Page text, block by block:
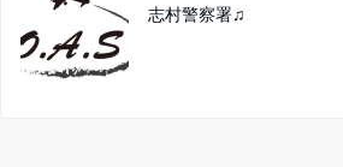
志村警察署♫